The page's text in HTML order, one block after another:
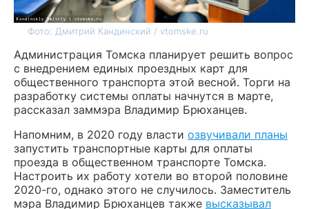
Фото: Дмитрий Кандинский / vtomske.ru
Администрация Томска планирует решить вопрос
с внедрением единых проездных карт для
общественного транспорта этой весной. Торги на
разработку системы оплаты начнутся в марте,
рассказал заммэра Владимир Брюханцев.
Напомним, в 2020 году власти озвучивали планы
запустить транспортные карты для оплаты
проезда в общественном транспорте Томска.
Настроить их работу хотели во второй половине
2020-го, однако этого не случилось. Заместитель
мэра Владимир Брюханцев также высказывал